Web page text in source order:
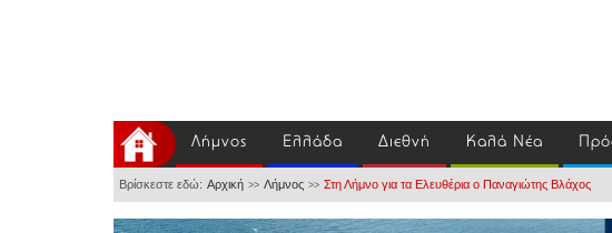
Λήμνος Ελλάδα Διεθνή Καλά Νέα
Βρίσκεστε εδώ: Αρχική >> Λήμνος >> Στη Λήμνο για τα Ελευθέρια ο Παναγιώτης Βλάχος